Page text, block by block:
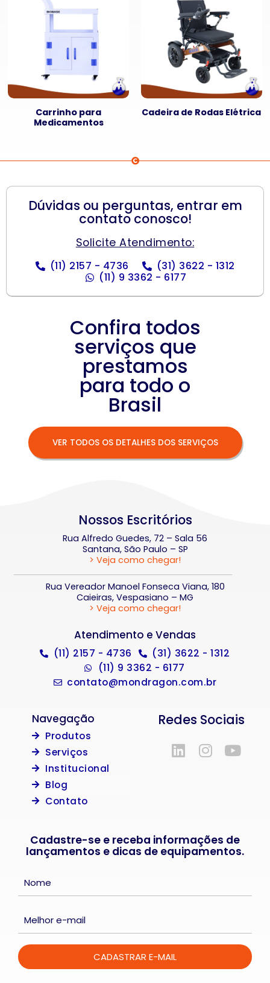
Carrinho para
Medicamentos
Cadeira de Rodas Elétrica
Dúvidas ou perguntas, entrar em
contato conosco!
Solicite Atendimento:
(11) 2157 - 4736
(31) 3622 - 1312
(11) 9 3362 - 6177
Confira todos
serviços que
prestamos
para todo o
Brasil
VER TODOS OS DETALHES DOS SERVIÇOS
Nossos Escritórios
Rua Alfredo Guedes, 72 – Sala 56
Santana, São Paulo – SP
> Veja como chegar!
Rua Vereador Manoel Fonseca Viana, 180
Caieiras, Vespasiano – MG
> Veja como chegar!
Atendimento e Vendas
(11) 2157 - 4736
(31) 3622 - 1312
(11) 9 3362 - 6177
contato@mondragon.com.br
Navegação
Produtos
Serviços
Institucional
Blog
Contato
Redes Sociais
Cadastre-se e receba informações de
lançamentos e dicas de equipamentos.